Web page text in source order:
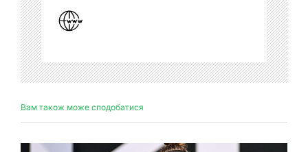
Вам також може сподобатися